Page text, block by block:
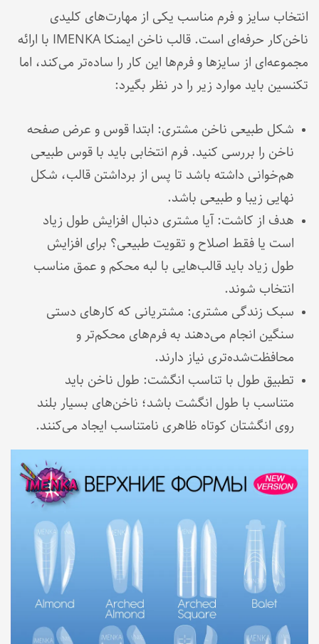
انتخاب سایز و فرم مناسب یکی از مهارت‌های کلیدی
ناخن‌کار حرفه‌ای است. قالب ناخن ایمنکا IMENKA با ارائه
مجموعه‌ای از سایزها و فرم‌ها این کار را ساده‌تر می‌کند، اما
تکنسین باید موارد زیر را در نظر بگیرد:
شکل طبیعی ناخن مشتری: ابتدا قوس و عرض صفحه
ناخن را بررسی کنید. فرم انتخابی باید با قوس طبیعی
هم‌خوانی داشته باشد تا پس از برداشتن قالب، شکل
نهایی زیبا و طبیعی باشد.
هدف از کاشت: آیا مشتری دنبال افزایش طول زیاد
است یا فقط اصلاح و تقویت طبیعی؟ برای افزایش
طول زیاد باید قالب‌هایی با لبه محکم و عمق مناسب
انتخاب شوند.
سبک زندگی مشتری: مشتریانی که کارهای دستی
سنگین انجام می‌دهند به فرم‌های محکم‌تر و
محافظت‌شده‌تری نیاز دارند.
تطبیق طول با تناسب انگشت: طول ناخن باید
متناسب با طول انگشت باشد؛ ناخن‌های بسیار بلند
روی انگشتان کوتاه ظاهری نامتناسب ایجاد می‌کنند.